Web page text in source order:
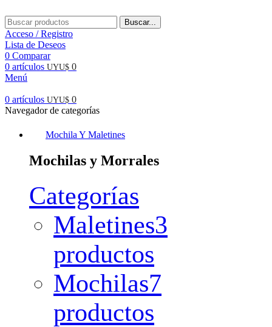
Buscar...
Acceso / Registro
Lista de Deseos
0 Comparar
0 artículos UYU$ 0
Menú
0 artículos UYU$ 0
Navegador de categorías
Mochila Y Maletines
Mochilas y Morrales
Categorías
Maletines3
productos
Mochilas7
productos